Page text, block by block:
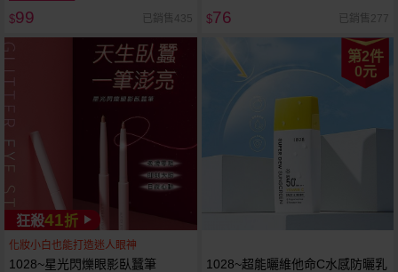
$99 已銷售435 $76 已銷售277
狂殺41折
化妝小白也能打造迷人眼神
1028~星光閃爍眼影臥蠶筆
第2件
0元
1028~超能曬維他命C水感防曬乳